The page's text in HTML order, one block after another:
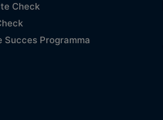
Check
Succes Programma